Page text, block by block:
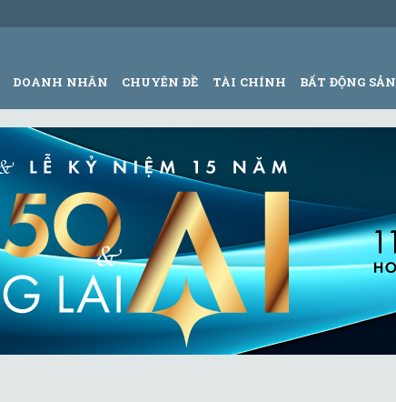
DOANH NHÂN CHUYÊN ĐỀ TÀI CHÍNH BẤT ĐỘNG SẢN